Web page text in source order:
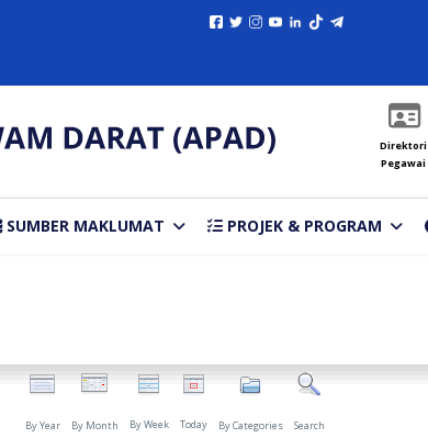
Direktori
Pegawai
SUMBER MAKLUMAT PROJEK & PROGRAM
By Year By Month By Week Today By Categories Search